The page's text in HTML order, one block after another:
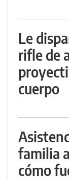
Le
rifle de
cuerpo
familia
cómo